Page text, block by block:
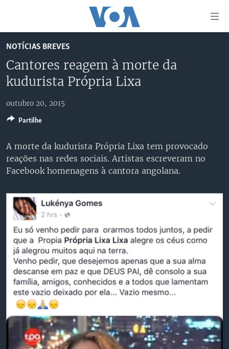
Acesso
para
artigo
para
principal
para
ANGOLA
ESTADOS UNIDOS
ÁFRICA E MUNDO
BRASIL
DESPORTO
AFRICA AGORA
VOA60 ÁFRICA
VOA 60 CLIMA
PASSADEIRA VERMELHA
ENTRETENIMENTO
SIGA-NOS
Línguas
NOTÍCIAS BREVES
Cantores reagem à morte da
kudurista Própria Lixa
outubro 20, 2015
A morte da kudurista Própria Lixa tem provocado
reações nas redes sociais. Artistas escreveram no
Facebook homenagens à cantora angolana.
Partilhe